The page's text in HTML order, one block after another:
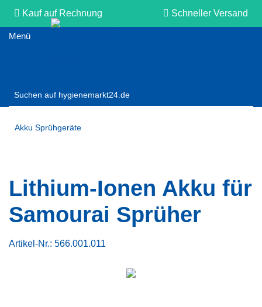
Kauf auf Rechnung Schneller Versand
Akku Sprühgeräte
Lithium-Ionen Akku für
Samourai Sprüher
Artikel-Nr.: 566.001.011